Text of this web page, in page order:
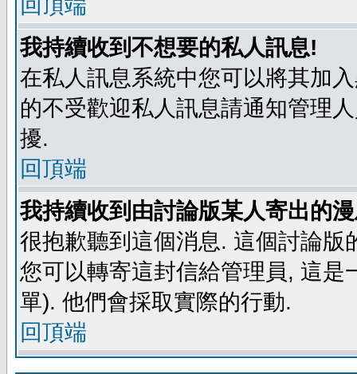
我持續收到不想要的私人訊息!
在私人訊息系統中您可以將其加
的不受歡迎私人訊息請通知管理
擾.
回頂端
我持續收到由討論版某人寄出的
很抱歉聽到這個消息. 這個討論
您可以轉寄這封信給管理員, 這
單). 他們會採取實際的行動.
回頂端